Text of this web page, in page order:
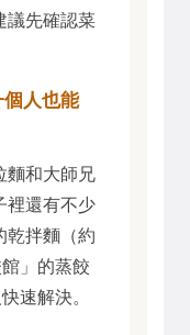
議先確認菜
人也能
麵和大師兄
裡還有不少
乾拌麵（約
」的蒸餃
速解決。